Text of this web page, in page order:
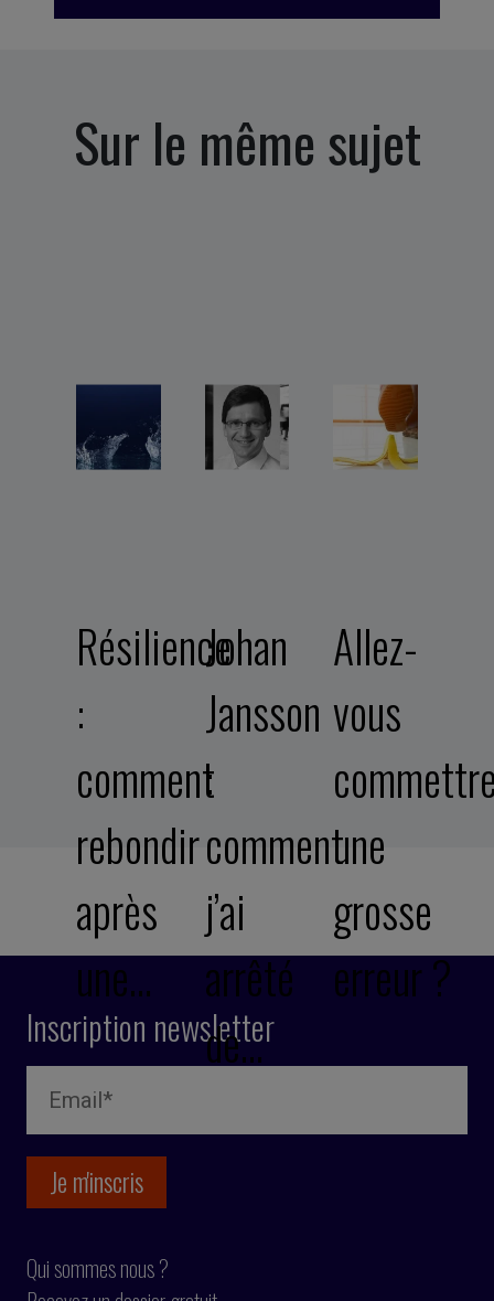
Sur le même sujet
Résilience
:
comment
rebondir
après
une…
Johan
Jansson
:
comment
j’ai
arrêté
de…
Allez-
vous
une
grosse
erreur ?
Inscription newsletter
Qui sommes nous ?